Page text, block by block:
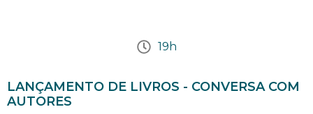
19h
LANÇAMENTO DE LIVROS - CONVERSA COM
AUTORES